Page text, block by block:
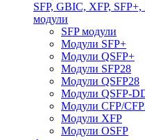
SFP, GBIC, XFP,
модули
SFP модули
Модули SFP+
Модули QSFP+
Модули SFP28
Модули QSFP28
Модули QSFP-
Модули CFP/
Модули XFP
Модули OSFP